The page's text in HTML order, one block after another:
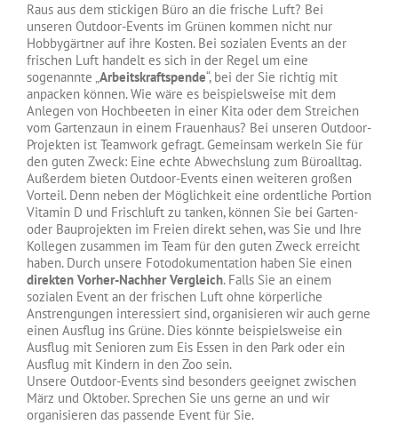
Raus aus dem stickigen Büro an die frische Luft? Bei
unseren Outdoor-Events im Grünen kommen nicht nur
Hobbygärtner auf ihre Kosten. Bei sozialen Events an der
frischen Luft handelt es sich in der Regel um eine
sogenannte „Arbeitskraftspende“, bei der Sie richtig mit
anpacken können. Wie wäre es beispielsweise mit dem
Anlegen von Hochbeeten in einer Kita oder dem Streichen
vom Gartenzaun in einem Frauenhaus? Bei unseren Outdoor-
Projekten ist Teamwork gefragt. Gemeinsam werkeln Sie für
den guten Zweck: Eine echte Abwechslung zum Büroalltag.
Außerdem bieten Outdoor-Events einen weiteren großen
Vorteil. Denn neben der Möglichkeit eine ordentliche Portion
Vitamin D und Frischluft zu tanken, können Sie bei Garten-
oder Bauprojekten im Freien direkt sehen, was Sie und Ihre
Kollegen zusammen im Team für den guten Zweck erreicht
haben. Durch unsere Fotodokumentation haben Sie einen
direkten Vorher-Nachher Vergleich. Falls Sie an einem
sozialen Event an der frischen Luft ohne körperliche
Anstrengungen interessiert sind, organisieren wir auch gerne
einen Ausflug ins Grüne. Dies könnte beispielsweise ein
Ausflug mit Senioren zum Eis Essen in den Park oder ein
Ausflug mit Kindern in den Zoo sein.
Unsere Outdoor-Events sind besonders geeignet zwischen
März und Oktober. Sprechen Sie uns gerne an und wir
organisieren das passende Event für Sie.